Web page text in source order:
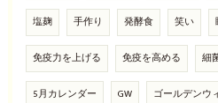
塩麹 手作り 発酵食 笑い
免疫力を上げる 免疫を高める 細
5月カレンダー GW ゴールデンウ